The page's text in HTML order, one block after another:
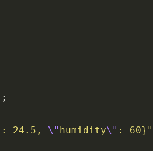
: 24.5, \" humidity\" : 60}"